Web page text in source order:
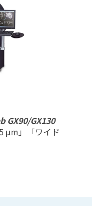
GX90/GX130
μm」「ワイド